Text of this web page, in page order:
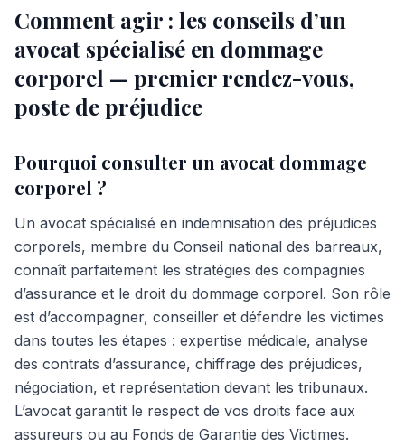
Comment agir : les conseils d’un
avocat spécialisé en dommage
corporel — premier rendez-vous,
poste de préjudice
Pourquoi consulter un avocat dommage
corporel ?
Un avocat spécialisé en indemnisation des préjudices
corporels, membre du Conseil national des barreaux,
connaît parfaitement les stratégies des compagnies
d’assurance et le droit du dommage corporel. Son rôle
est d’accompagner, conseiller et défendre les victimes
dans toutes les étapes : expertise médicale, analyse
des contrats d’assurance, chiffrage des préjudices,
négociation, et représentation devant les tribunaux.
L’avocat garantit le respect de vos droits face aux
assureurs ou au Fonds de Garantie des Victimes.